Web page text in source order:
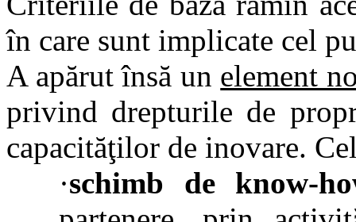
în care sunt implicate cel
A apărut însă un element
privind drepturile de
capacităţilor de inovare.
·schimb de know-